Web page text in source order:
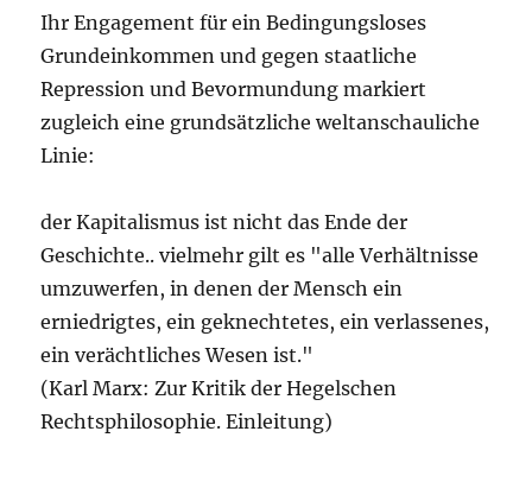
Ihr Engagement für ein Bedingungsloses
Grundeinkommen und gegen staatliche
Repression und Bevormundung markiert
zugleich eine grundsätzliche weltanschauliche
Linie:
der Kapitalismus ist nicht das Ende der
Geschichte.. vielmehr gilt es "alle Verhältnisse
umzuwerfen, in denen der Mensch ein
erniedrigtes, ein geknechtetes, ein verlassenes,
ein verächtliches Wesen ist."
(Karl Marx: Zur Kritik der Hegelschen
Rechtsphilosophie. Einleitung)